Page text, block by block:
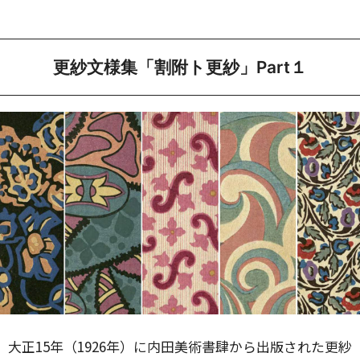
更紗文様集「割附ト更紗」Part１
大正15年（1926年）に内田美術書肆から出版された更紗